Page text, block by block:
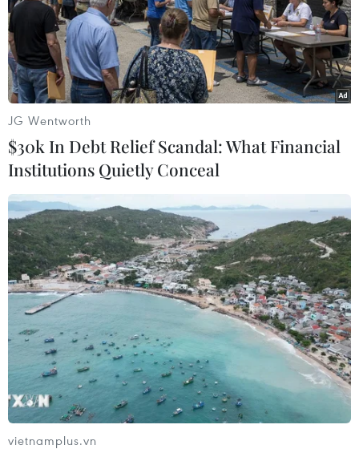
Chiếc xe ôtô chở cháu bé bị bỏ quên. (Ảnh: TTXVN phát)
JG Wentworth
$30k In Debt Relief Scandal: What Financial
Institutions Quietly Conceal
vietnamplus.vn